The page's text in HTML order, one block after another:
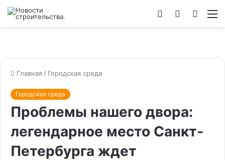
Switch
Войти
Главная / Городская среда
Городская среда
Проблемы нашего двора:
легендарное место Санкт-
Петербурга ждет